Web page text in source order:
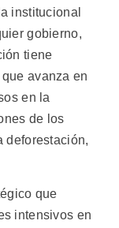
institucional
gobierno,
tiene
avanza en
en la
de los
deforestación,
que
intensivos en